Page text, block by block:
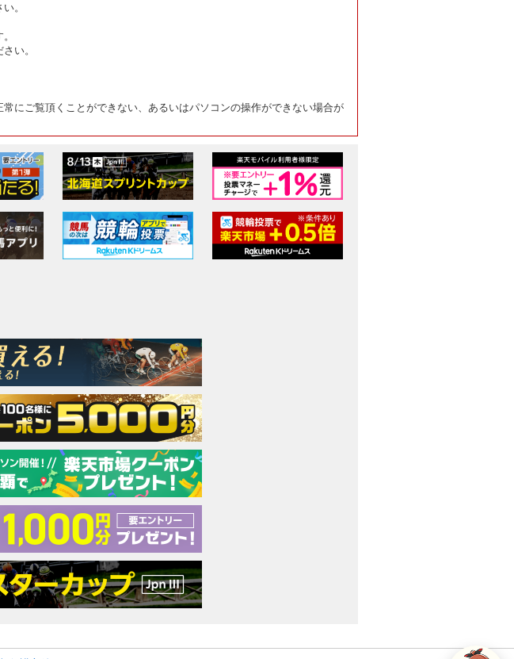
。
い。
にご覧頂くことができない、あるいはパソコンの操作ができない場合が